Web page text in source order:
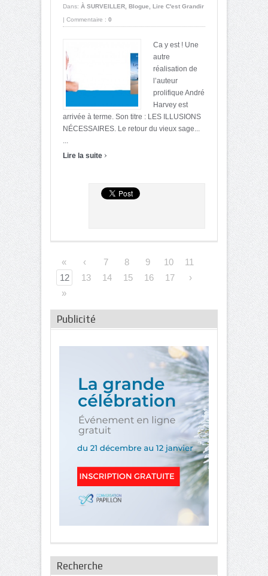
Dans: À SURVEILLER Blogue
Lire C'est Grandir
| Commentaire : 0
Ca y est ! Une
autre
réalisation de
l’auteur
prolifique André
Harvey est
arrivée à terme. Son titre : LES ILLUSIONS
NÉCESSAIRES. Le retour du vieux sage...
Lire la suite ›
« ‹ 7 8 9 10
11
12
13 14 15 16 17
›
»
Publicité
Recherche